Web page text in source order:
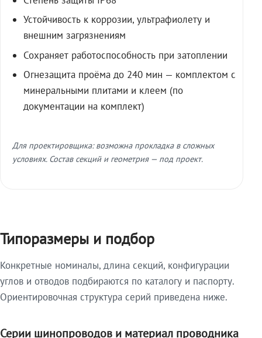
Устойчивость к коррозии, ультрафиолету и
внешним загрязнениям
Сохраняет работоспособность при затоплении
Огнезащита проёма до 240 мин — комплектом с
минеральными плитами и клеем (по
документации на комплект)
Для проектировщика: возможна прокладка в сложных
условиях. Состав секций и геометрия — под проект.
Типоразмеры и подбор
Конкретные номиналы, длина секций, конфигурации
углов и отводов подбираются по каталогу и паспорту.
Ориентировочная структура серий приведена ниже.
Серии шинопроводов и материал проводника